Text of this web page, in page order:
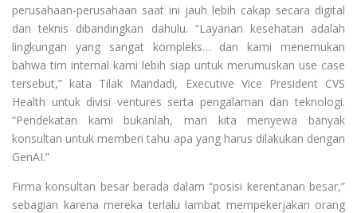
perusahaan-perusahaan saat ini jauh lebih cakap secara digital
dan teknis dibandingkan dahulu. “Layanan kesehatan adalah
lingkungan yang sangat kompleks… dan kami menemukan
bahwa tim internal kami lebih siap untuk merumuskan use case
tersebut,” kata Tilak Mandadi, Executive Vice President CVS
Health untuk divisi ventures serta pengalaman dan teknologi.
“Pendekatan kami bukanlah, mari kita menyewa banyak
konsultan untuk memberi tahu apa yang harus dilakukan dengan
GenAI.”
Firma konsultan besar berada dalam “posisi kerentanan besar,”
sebagian karena mereka terlalu lambat mempekerjakan orang